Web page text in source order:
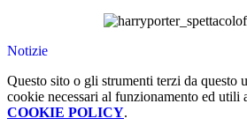
Notizie
Questo sito o gli strumenti terzi da questo
cookie necessari al funzionamento ed utili
COOKIE POLICY.